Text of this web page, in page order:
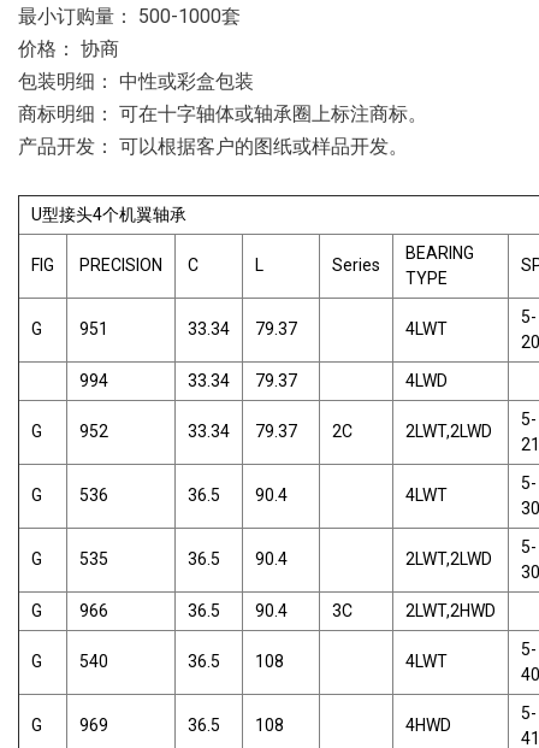
最小订购量： 500-1000套
价格： 协商
包装明细： 中性或彩盒包装
商标明细： 可在十字轴体或轴承圈上标注商标。
产品开发： 可以根据客户的图纸或样品开发。
U型接头4个机翼轴承
FIG PRECISION C L Series
BEARING
TYPE
G 951 33.34 79.37 4LWT
5-
994
33.34 79.37 4LWD
G 952 33.34 79.37 2C 2LWT,2LWD
5-
G 536 36.5 90.4 4LWT
5-
G 535 36.5 90.4 2LWT,2LWD
5-
G
966 36.5 90.4 3C 2LWT,2HWD
G 540 36.5 108 4LWT
5-
G 969 36.5 108 4HWD
5-